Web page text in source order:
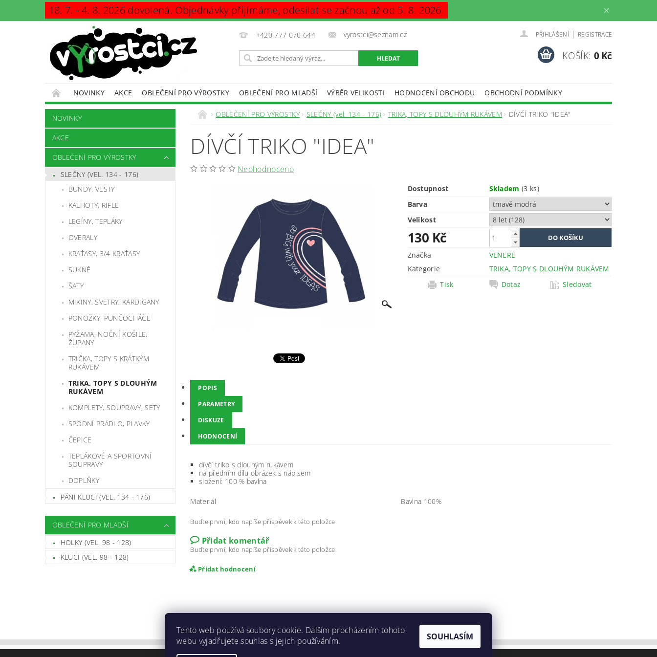
18. 7. - 4. 8. 2026 dovolená. Objednávky přijímáme, odesílat se začnou až od 5. 8. 2026.
+420 777 070 644 vyrostci@seznam.cz PŘIHLÁŠENÍ | REGISTRACE
KOŠÍK: 0 Kč
NOVINKY AKCE OBLEČENÍ PRO VÝROSTKY OBLEČENÍ PRO MLADŠÍ VÝBĚR VELIKOSTI HODNOCENÍ OBCHODU
OBCHODNÍ PODMÍNKY
KONTAKTY
PODMÍNKY OCHRANY OSOBNÍCH ÚDAJŮ
NOVINKY
AKCE
OBLEČENÍ PRO VÝROSTKY
SLEČNY (VEL. 134 - 176)
BUNDY, VESTY
KALHOTY, RIFLE
LEGÍNY, TEPLÁKY
OVERALY
KRAŤASY, 3/4 KRAŤASY
SUKNĚ
ŠATY
MIKINY, SVETRY, KARDIGANY
PONOŽKY, PUNČOCHÁČE
PYŽAMA, NOČNÍ KOŠILE,
ŽUPANY
TRIČKA, TOPY S KRÁTKÝM
RUKÁVEM
TRIKA, TOPY S DLOUHÝM
RUKÁVEM
KOMPLETY, SOUPRAVY, SETY
SPODNÍ PRÁDLO, PLAVKY
ČEPICE
TEPLÁKOVÉ A SPORTOVNÍ
SOUPRAVY
DOPLŇKY
PÁNI KLUCI (VEL. 134 - 176)
OBLEČENÍ PRO MLADŠÍ
HOLKY (VEL. 98 - 128)
KLUCI (VEL. 98 - 128)
OBLEČENÍ PRO VÝROSTKY SLEČNY (vel. 134 - 176) TRIKA, TOPY S DLOUHÝM RUKÁVEM DÍVČÍ TRIKO "IDEA"
DÍVČÍ TRIKO "IDEA"
Neohodnoceno
Dostupnost Skladem(3 ks)
Barva
Velikost
130 Kč
Značka
VENERE
Kategorie
TRIKA, TOPY S DLOUHÝM RUKÁVEM
Tisk
Dotaz Sledovat
POPIS
PARAMETRY
DISKUZE
HODNOCENÍ
dívčí triko s dlouhým rukávem
na předním dílu obrázek s nápisem
složení: 100 % bavlna
Materiál Bavlna 100%
Buďte první, kdo napíše příspěvek k této položce.
Přidat komentář
Buďte první, kdo napíše příspěvek k této položce.
Přidat hodnocení
Tento web používá soubory cookie. Dalším procházením tohoto
webu vyjadřujete souhlas s jejich používáním.
SOUHLASÍM